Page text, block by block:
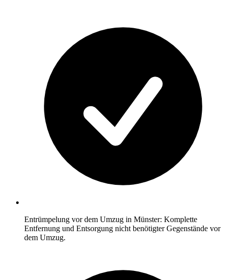
Entrümpelung vor dem Umzug in Münster: Komplette
Entfernung und Entsorgung nicht benötigter Gegenstände vor
dem Umzug.